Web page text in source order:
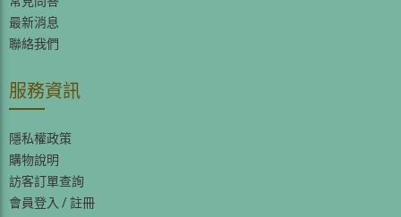
最新消息
聯絡我們
服務資訊
隱私權政策
購物說明
訪客訂單查詢
會員登入 / 註冊